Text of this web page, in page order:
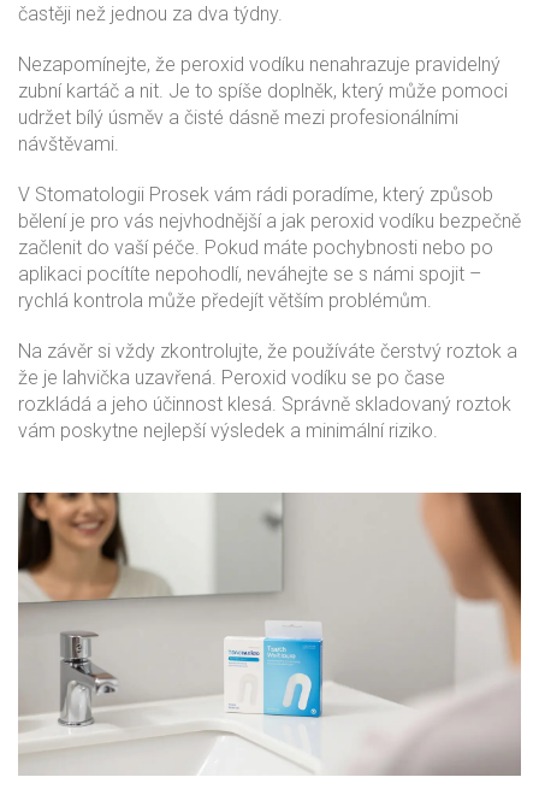
častěji než jednou za dva týdny.
Nezapomínejte, že peroxid vodíku nenahrazuje pravidelný
zubní kartáč a nit. Je to spíše doplněk, který může pomoci
udržet bílý úsměv a čisté dásně mezi profesionálními
návštěvami.
V Stomatologii Prosek vám rádi poradíme, který způsob
bělení je pro vás nejvhodnější a jak peroxid vodíku bezpečně
začlenit do vaší péče. Pokud máte pochybnosti nebo po
aplikaci pocítíte nepohodlí, neváhejte se s námi spojit –
rychlá kontrola může předejít větším problémům.
Na závěr si vždy zkontrolujte, že používáte čerstvý roztok a
že je lahvička uzavřená. Peroxid vodíku se po čase
rozkládá a jeho účinnost klesá. Správně skladovaný roztok
vám poskytne nejlepší výsledek a minimální riziko.